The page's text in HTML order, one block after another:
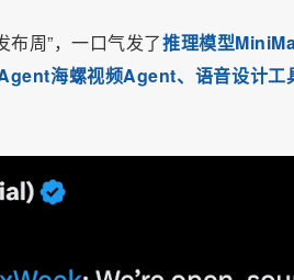
布周”，一口气发了推理模型
海螺视频Agent、语音设计工